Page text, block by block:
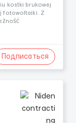
kostki brukowej
fotowoltaiki. Z
Подписаться